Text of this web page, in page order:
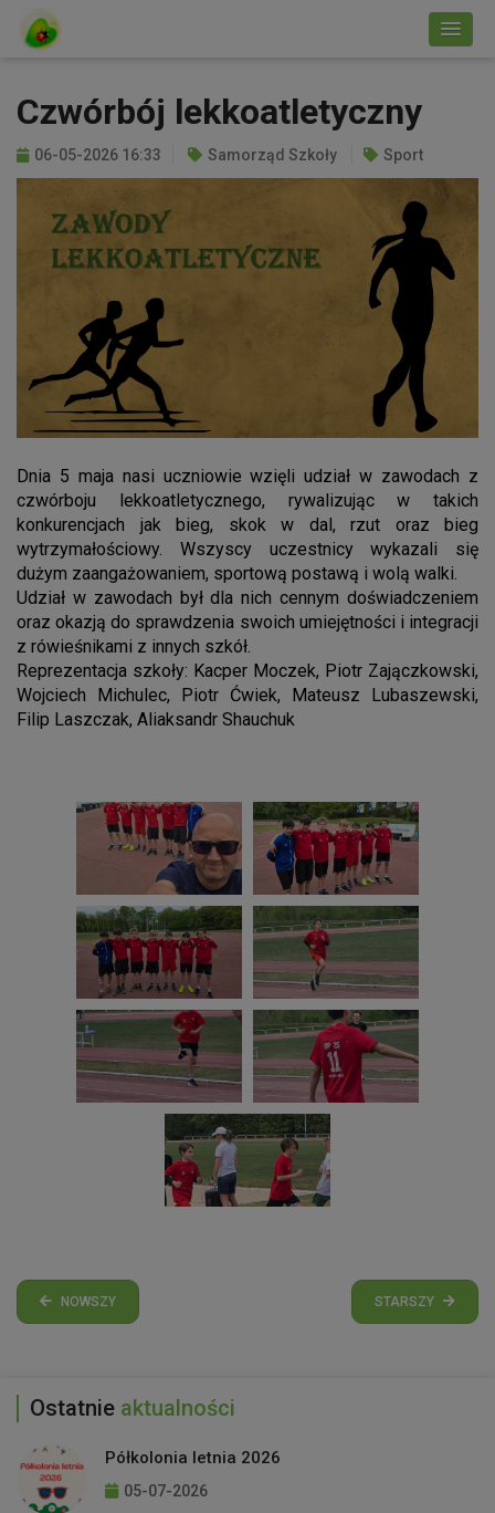
Czwórbój lekkoatletyczny
06-05-2026 16:33 Samorząd Szkoły Sport
Dnia 5 maja nasi uczniowie wzięli udział w zawodach z
czwórboju lekkoatletycznego, rywalizując w takich
konkurencjach jak bieg, skok w dal, rzut oraz bieg
wytrzymałościowy. Wszyscy uczestnicy wykazali się
dużym zaangażowaniem, sportową postawą i wolą walki.
Udział w zawodach był dla nich cennym doświadczeniem
oraz okazją do sprawdzenia swoich umiejętności i integracji
z rówieśnikami z innych szkół.
Reprezentacja szkoły: Kacper Moczek, Piotr Zajączkowski,
Wojciech Michulec, Piotr Ćwiek, Mateusz Lubaszewski,
Filip Laszczak, Aliaksandr Shauchuk
NOWSZY STARSZY
Ostatnie aktualności
Półkolonia letnia 2026
05-07-2026